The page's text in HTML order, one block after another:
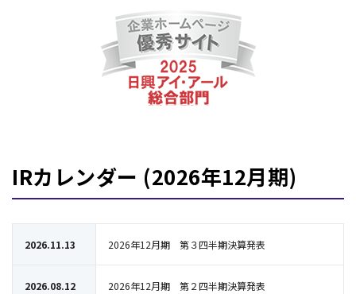
IRカレンダー (2026年12月期)
2026.11.13 2026年12月期 第３四半期決算発表
2026.08.12 2026年12月期 第２四半期決算発表